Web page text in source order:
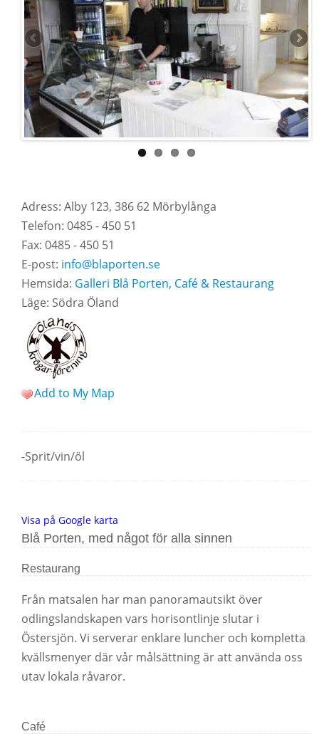
Adress: Alby 123, 386 62 Mörbylånga
Telefon: 0485 - 450 51
Fax: 0485 - 450 51
E-post: info@blaporten.se
Hemsida: Galleri Blå Porten, Café & Restaurang
Läge: Södra Öland
Add to My Map
-Sprit/vin/öl
Visa på Google karta
Blå Porten, med något för alla sinnen
Restaurang
Från matsalen har man panoramautsikt över
odlingslandskapen vars horisontlinje slutar i
Östersjön. Vi serverar enklare luncher och kompletta
kvällsmenyer där vår målsättning är att använda oss
utav lokala råvaror.
Café